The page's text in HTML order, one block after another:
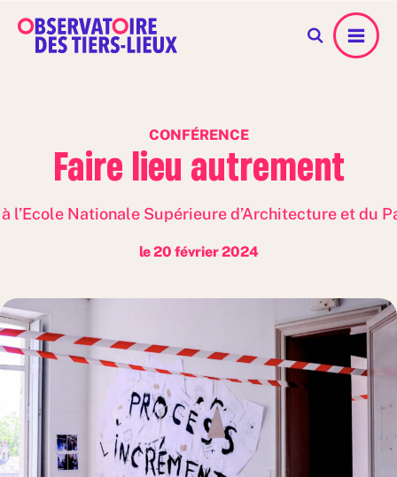
Menu
CONFÉRENCE
Faire lieu autrement
l’Ecole Nationale Supérieure d’Architecture et du
le 20 février 2024